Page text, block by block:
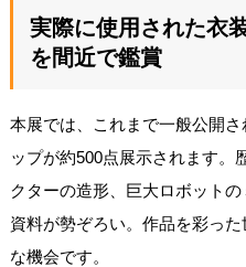
実際に使用された衣
を間近で鑑賞
本展では、これまで一般公開
ップが約500点展示されます。
クターの造形、巨大ロボット
資料が勢ぞろい。作品を彩っ
な機会です。